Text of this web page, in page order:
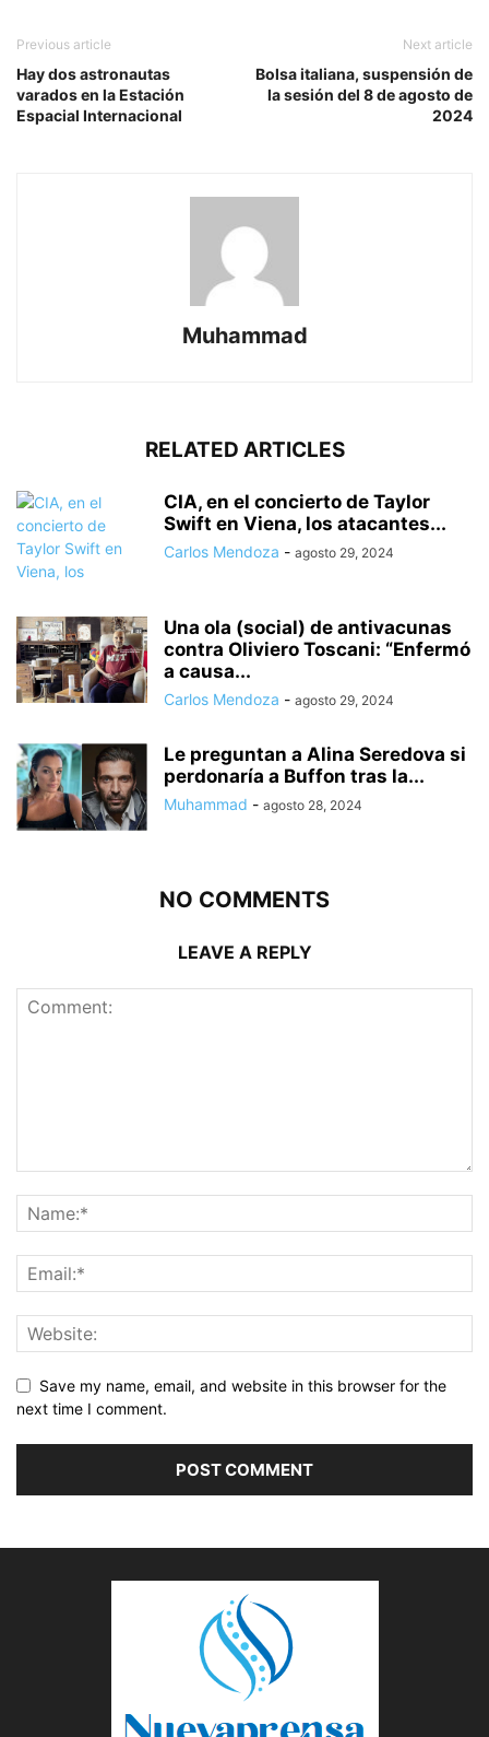
Previous article
Hay dos astronautas
varados en la Estación
Espacial Internacional
Next article
Bolsa italiana, suspensión de
la sesión del 8 de agosto de
2024
Muhammad
RELATED ARTICLES
CIA, en el concierto de Taylor
Swift en Viena, los atacantes...
Carlos Mendoza - agosto 29, 2024
Una ola (social) de antivacunas
contra Oliviero Toscani: “Enfermó
a causa...
Carlos Mendoza - agosto 29, 2024
Le preguntan a Alina Seredova si
perdonaría a Buffon tras la...
Muhammad - agosto 28, 2024
NO COMMENTS
LEAVE A REPLY
Save my name, email, and website in this browser for the
next time I comment.